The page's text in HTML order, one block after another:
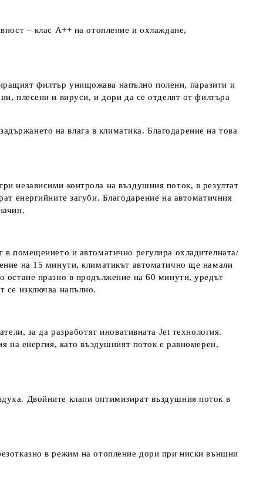
– клас А++ на отопление и охлаждане,
филтър унищожава напълно полени, паразити и
плесени и вируси, и дори да се отделят от филтъра
на влага в климатика. Благодарение на това
независими контрола на въздушния поток, в резултат
енергийните загуби. Благодарение на автоматичния
помещението и автоматично регулира охладителната/
на 15 минути, климатикът автоматично ще намали
празно в продължение на 60 минути, уредът
се изключва напълно.
за да разработят иновативната Jet технология.
на енергия, като въздушният поток е равномерен,
Двойните клапи оптимизират въздушния поток в
в режим на отопление дори при ниски външни